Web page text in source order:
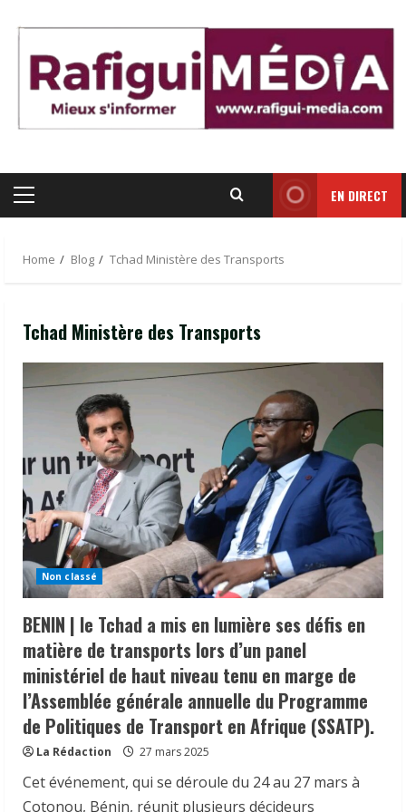
content
Primary
EN DIRECT
Home Blog Tchad Ministère des Transports
Tchad Ministère des Transports
Non classé
BENIN | le Tchad a mis en lumière ses défis en
matière de transports lors d’un panel
ministériel de haut niveau tenu en marge de
l’Assemblée générale annuelle du Programme
de Politiques de Transport en Afrique (SSATP).
La Rédaction 27 mars 2025
Cet événement, qui se déroule du 24 au 27 mars à
Cotonou, Bénin, réunit plusieurs décideurs
𝗜𝗻𝗱𝘂𝘀𝘁𝗿𝗶𝗲 | l𝐞 𝐠𝐨𝐮𝐯𝐞𝐫𝐧𝐞𝐦𝐞𝐧𝐭 𝐜𝐥𝐚𝐫𝐢𝐟𝐢𝐞
𝐬𝐚 𝐬𝐭𝐫𝐚𝐭é𝐠𝐢𝐞 𝐝𝐞 𝐜𝐨𝐧𝐭𝐫ô𝐥𝐞 𝐝𝐞𝐬 𝐩𝐫𝐨𝐝𝐮𝐢𝐭𝐬
𝐩𝐫𝐨𝐭𝐞𝐜𝐭𝐢𝐨𝐧 𝐝𝐞𝐬 𝐜𝐨𝐧𝐬𝐨𝐦𝐦𝐚𝐭𝐞𝐮𝐫𝐬.